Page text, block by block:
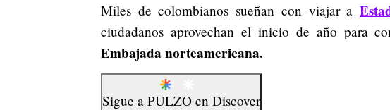
Miles de colombianos sueñan con viajar a
ciudadanos aprovechan el inicio de año para
Embajada norteamericana.
Sigue a PULZO en Discover